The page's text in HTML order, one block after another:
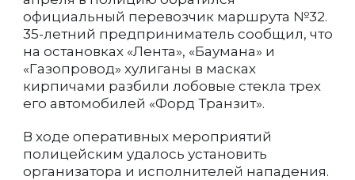
официальный перевозчик маршрута №32.
35-летний предприниматель сообщил, что
на остановках «Лента», «Баумана» и
«Газопровод» хулиганы в масках
кирпичами разбили лобовые стекла трех
его автомобилей «Форд Транзит».
В ходе оперативных мероприятий
полицейским удалось установить
организатора и исполнителей нападения.